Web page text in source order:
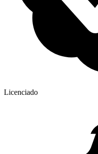
Licenciado